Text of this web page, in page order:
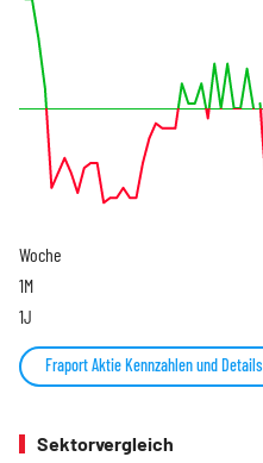
Woche
1M
1J
Fraport Aktie Kennzahlen und Details
Sektorvergleich